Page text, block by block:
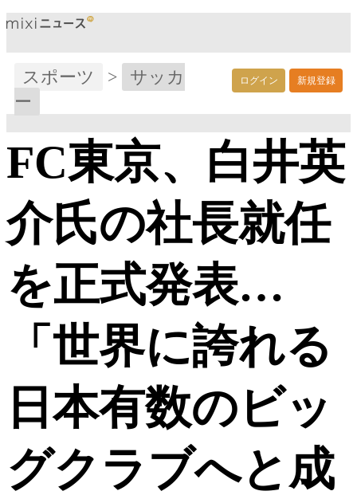
ログイン 新規登録
スポーツ >
サッカ
ー
FC東京、白井英
介氏の社長就任
を正式発表…
「世界に誇れる
日本有数のビッ
グクラブへと成